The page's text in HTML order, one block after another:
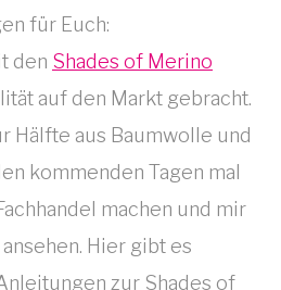
für Euch:
den Shades of Merino
auf den Markt gebracht.
Hälfte aus Baumwolle und
kommenden Tagen mal
machen und mir
Hier gibt es
zur Shades of